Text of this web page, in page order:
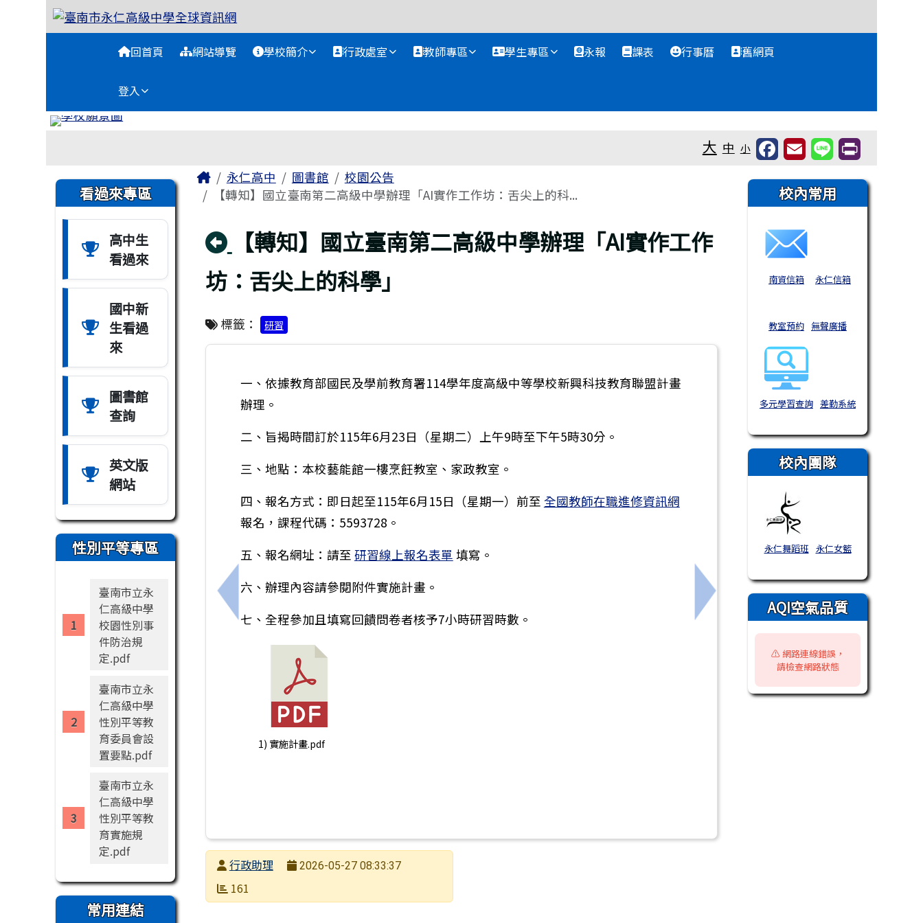
跳至主內容區
臺南市永仁高級中學全球資訊網
回首頁 網站導覽 學校簡介 行政處室 教師專區 學生專區 永報 課表 行事曆 舊網頁
登入
大 中 小
左邊區域內容
看過來專區
高中生
看過來
國中新
生看過
來
圖書館
查詢
英文版
網站
性別平等專區
臺南市立永
仁高級中學
校園性別事
件防治規
定.pdf
臺南市立永
仁高級中學
性別平等教
育委員會設
置要點.pdf
臺南市立永
仁高級中學
性別平等教
育實施規
定.pdf
常用連結
主內容區域
Home永仁高中 圖書館
校園公告
【轉知】國立臺南第二高級中學辦理「AI實作工作坊：舌尖上的科...
回上頁
【轉知】國立臺南第二高級中學辦理「AI實作工作
坊：舌尖上的科學」
標籤： 研習
上一筆：資訊中心進行大港機房「教育部TANet MX480 100G卡板擴充及升版」，無線網路服務中斷通知。
一、依據教育部國民及學前教育署114學年度高級中等學校新興科技教育聯盟計畫
辦理。
二、旨揭時間訂於115年6月23日（星期二）上午9時至下午5時30分。
三、地點：本校藝能館一樓烹飪教室、家政教室。
四、報名方式：即日起至115年6月15日（星期一）前至 全國教師在職進修資訊網
報名，課程代碼：5593728。
五、報名網址：請至 研習線上報名表單 填寫。
六、辦理內容請參閱附件實施計畫。
七、全程參加且填寫回饋問卷者核予7小時研習時數。
1) 實施計畫.pdf
下一筆：教育局新版電子郵件系統啟用
發布者行政助理
發布日期
2026-05-27 08:33:37
瀏覽次數
161
右邊區域內容
校內常用
南資信箱 永仁信箱
教室預約 無聲廣播
多元學習查詢 差勤系統
校內團隊
永仁舞蹈班 永仁女籃
AQI空氣品質
⚠️ 網路連線錯誤，
請檢查網路狀態
頁尾區域